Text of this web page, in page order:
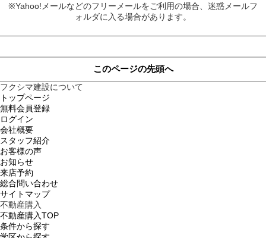
※Yahoo!メールなどのフリーメールをご利用の場合、迷惑メールフ
ォルダに入る場合があります。
このページの先頭へ
フクシマ建設について
トップページ
無料会員登録
ログイン
会社概要
スタッフ紹介
お客様の声
お知らせ
来店予約
総合問い合わせ
サイトマップ
不動産購入
不動産購入TOP
条件から探す